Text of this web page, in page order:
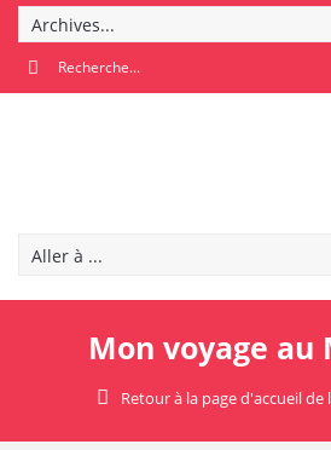
Archives...
Aller à ...
Mon voyage au
Retour à la page d'accueil